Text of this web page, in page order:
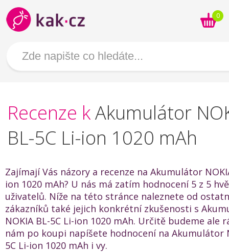
0
Recenze kAkumulátor
BL-5C Li-ion 1020 mAh
Zajímají Vás názory a recenze na Akumulátor
ion 1020 mAh? U nás má zatím hodnocení 5 z 5
uživatelů. Níže na této stránce naleznete od
zákazníků také jejich konkrétní zkušenosti s
NOKIA BL-5C Li-ion 1020 mAh. Určitě budeme ale
nám po koupi napíšete hodnocení na Akumulátor
5C Li-ion 1020 mAh i vy.